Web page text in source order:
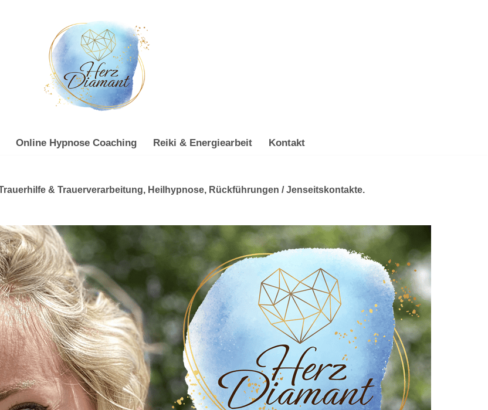
Online Hypnose Coaching Reiki & Energiearbeit Kontakt
& Trauerverarbeitung, Heilhypnose, Rückführungen / Jenseitskontakte.